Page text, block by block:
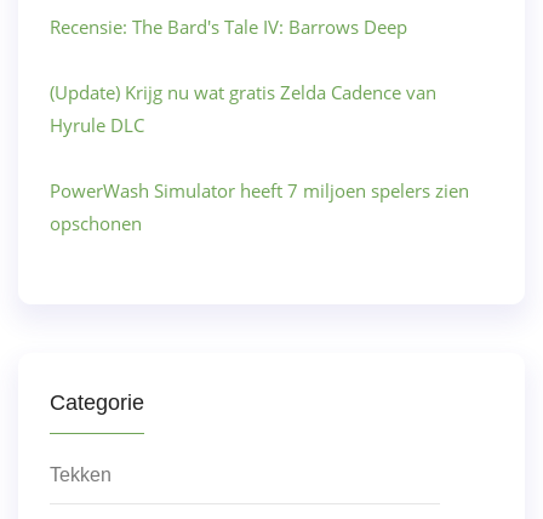
Recensie: The Bard's Tale IV: Barrows Deep
(Update) Krijg nu wat gratis Zelda Cadence van
Hyrule DLC
PowerWash Simulator heeft 7 miljoen spelers zien
opschonen
Categorie
Tekken